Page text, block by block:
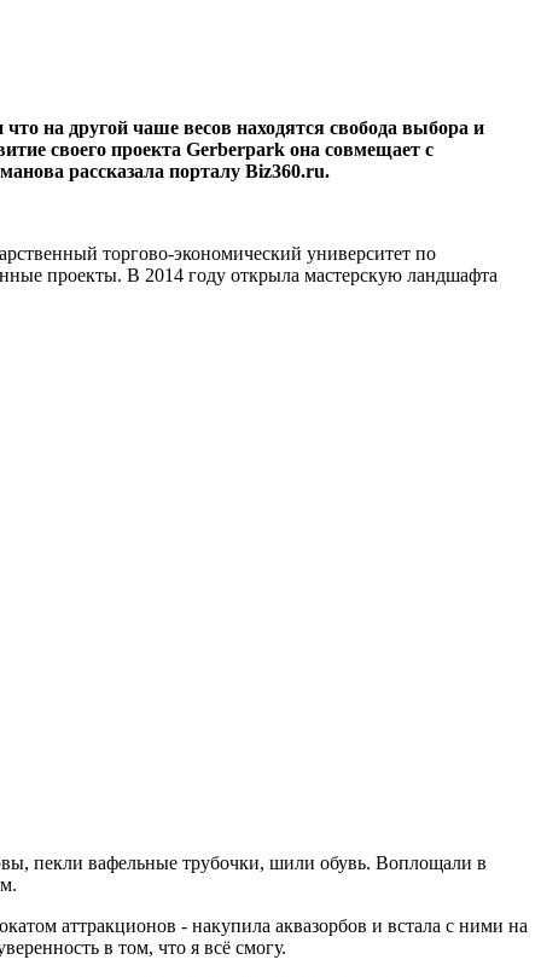
на другой чаше весов находятся свобода выбора и
своего проекта Gerberpark она совмещает с
рассказала порталу Biz360.ru.
торгово-экономический университет по
проекты. В 2014 году открыла мастерскую ландшафта
пекли вафельные трубочки, шили обувь. Воплощали в
аттракционов - накупила аквазорбов и встала с ними на
в том, что я всё смогу.